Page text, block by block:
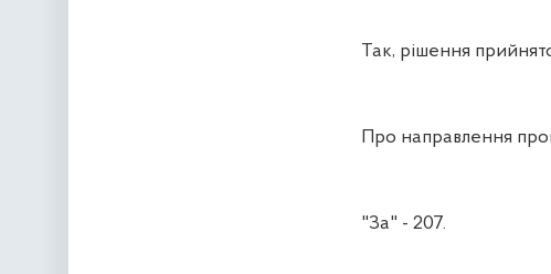
Так, рішення
Про направлення
"За" - 207.